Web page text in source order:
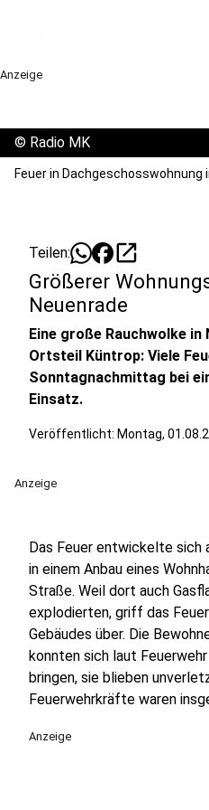
Anzeige
© Radio MK
Feuer in Dachgeschosswohnung
Teilen: open_in_new
Größerer
Neuenrade
Eine große Rauchwolke in
Ortsteil Küntrop: Viele
Sonntagnachmittag bei
Einsatz.
Veröffentlicht: Montag,
Anzeige
Das Feuer entwickelte sich
in einem Anbau eines
Straße. Weil dort auch
explodierten, griff das
Gebäudes über. Die
konnten sich laut
bringen, sie blieben
Feuerwehrkräfte waren
Anzeige